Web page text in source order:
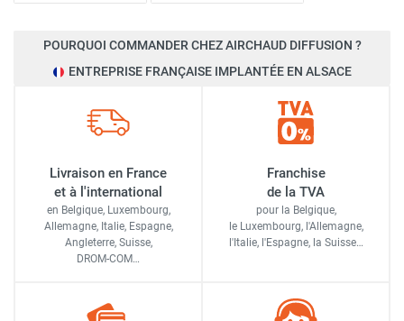
POURQUOI COMMANDER CHEZ AIRCHAUD DIFFUSION ?
ENTREPRISE FRANÇAISE IMPLANTÉE EN ALSACE
Livraison en France
et à l'international
en Belgique, Luxembourg,
Allemagne, Italie, Espagne,
Angleterre, Suisse,
DROM-COM…
Franchise
de la TVA
pour la Belgique,
le Luxembourg, l'Allemagne,
l'Italie, l'Espagne, la Suisse…